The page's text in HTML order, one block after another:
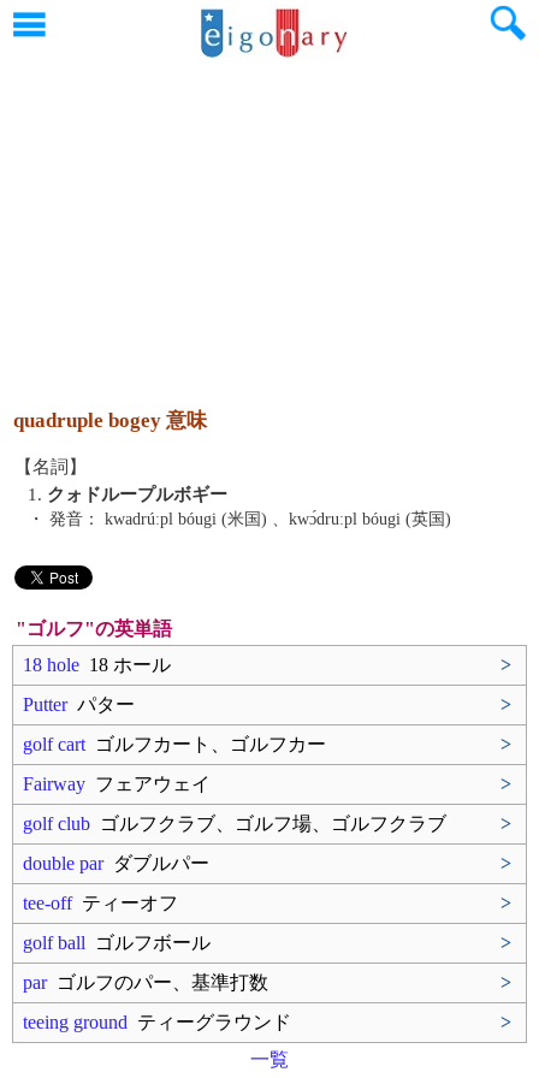
quadruple bogey 意味
【名詞】
1. クォドループルボギー
・ 発音： kwadrúːpl bóugi (米国) 、kwɔ́druːpl bóugi (英国)
"ゴルフ"の英単語
18 hole 18 ホール
>
Putterパター
>
golf cart ゴルフカート、ゴルフカー
>
Fairway フェアウェイ
>
golf club ゴルフクラブ、ゴルフ場、ゴルフクラブ
>
double parダブルパー
>
tee-offティーオフ
>
golf ball ゴルフボール
>
parゴルフのパー、基準打数
>
teeing ground ティーグラウンド
>
一覧